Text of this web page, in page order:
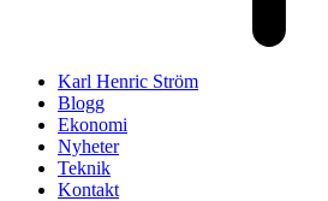
Karl Henric Ström
Blogg
Ekonomi
Nyheter
Teknik
Kontakt